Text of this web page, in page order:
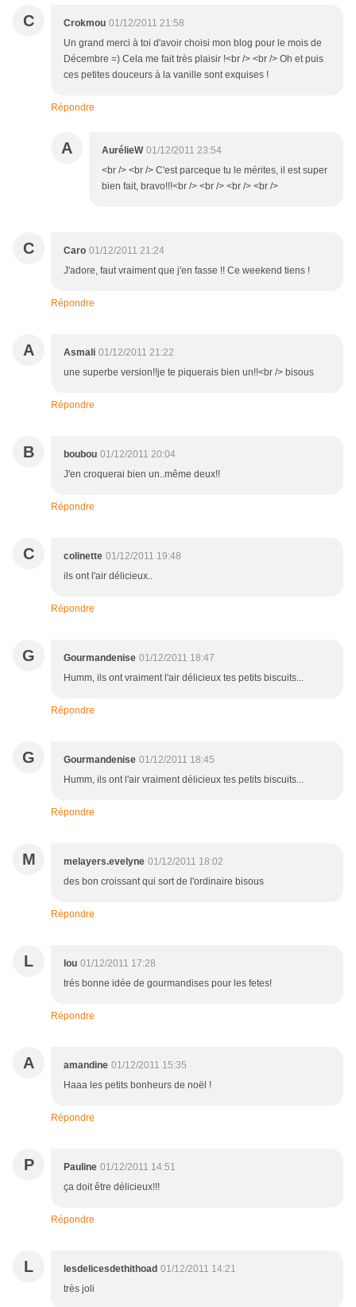
C Crokmou 01/12/2011 21:58
Un grand merci à toi d'avoir choisi mon blog pour le mois de
Décembre =) Cela me fait très plaisir !<br /> <br /> Oh et puis
ces petites douceurs à la vanille sont exquises !
Répondre
A AurélieW 01/12/2011 23:54
<br /> <br /> C'est parceque tu le mérites, il est super
bien fait, bravo!!!<br /> <br /> <br /> <br />
C Caro 01/12/2011 21:24
J'adore, faut vraiment que j'en fasse !! Ce weekend tiens !
Répondre
A Asmali 01/12/2011 21:22
une superbe version!!je te piquerais bien un!!<br /> bisous
Répondre
B boubou 01/12/2011 20:04
J'en croquerai bien un..même deux!!
Répondre
C colinette 01/12/2011 19:48
ils ont l'air délicieux..
Répondre
G Gourmandenise 01/12/2011 18:47
Humm, ils ont vraiment l'air délicieux tes petits biscuits...
Répondre
G Gourmandenise 01/12/2011 18:45
Humm, ils ont l'air vraiment délicieux tes petits biscuits...
Répondre
M melayers.evelyne 01/12/2011 18:02
des bon croissant qui sort de l'ordinaire bisous
Répondre
L lou 01/12/2011 17:28
trés bonne idée de gourmandises pour les fetes!
Répondre
A amandine 01/12/2011 15:35
Haaa les petits bonheurs de noël !
Répondre
P Pauline 01/12/2011 14:51
ça doit être délicieux!!!
Répondre
L lesdelicesdethithoad 01/12/2011 14:21
très joli